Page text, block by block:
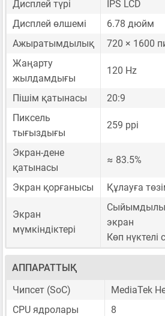
Дисплей түрі
IPS LCD
Дисплей өлшемі
6.78 дюйм
Ажыратымдылық
720 × 1600
Жаңарту
жылдамдығы
120 Hz
Пішім қатынасы
20:9
Пиксель
тығыздығы
259 ppi
Экран-дене
қатынасы
≈ 83.5%
Экран қорғанысы Құлауға
Экран
мүмкіндіктері
экран
Көп нүктелі
АППАРАТТЫҚ
Чипсет (SoC)
MediaTek
CPU ядролары
8